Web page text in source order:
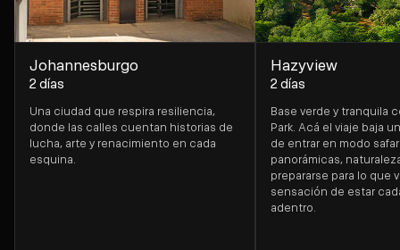
Johannesburgo​
2 días
Una ciudad que respira resiliencia,
donde las calles cuentan historias de
lucha, arte y renacimiento en cada
esquina.
Hazyview
2 días
Base verde y tranquila
Park. Acá el viaje baja
de entrar en modo
panorámicas,
prepararse para lo que
sensación de estar
adentro.